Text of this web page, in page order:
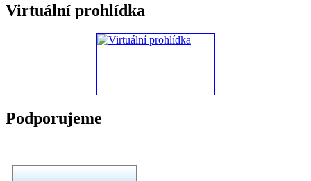
Virtuální prohlídka
Podporujeme